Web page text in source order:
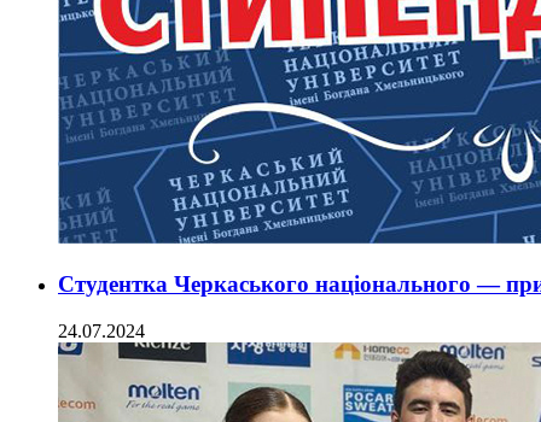
Студентка Черкаського національного —
24.07.2024